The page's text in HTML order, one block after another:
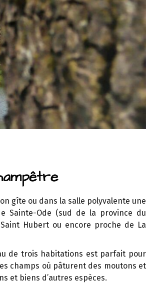
gîte ou dans la salle polyvalente une
Sainte-Ode (sud de la province du
Hubert ou encore proche de La
de trois habitations est parfait pour
champs où pâturent des moutons et
et biens d’autres espèces.